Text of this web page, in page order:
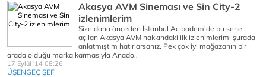
Akasya AVM Sineması ve Sin City-2
izlenimlerim
Size daha önceden İstanbul Acıbadem'de bu sene
açılan Akasya AVM hakkındaki ilk izlenimlerimi şurada
anlatmıştım hatırlarsanız. Pek çok iyi mağazanın bir
arada olduğu marka karmasıyla Anado..
17 Eylül '14 08:26
ÜŞENGEÇ ŞEF